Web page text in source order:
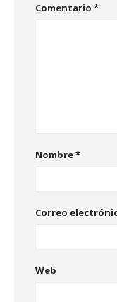
Comentario *
Nombre*
Correo
Web